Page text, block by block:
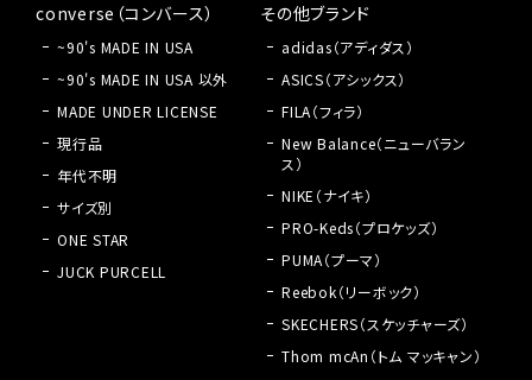
converse（コンバース）
~90's MADE IN USA
~90's MADE IN USA 以外
MADE UNDER LICENSE
現行品
年代不明
サイズ別
ONE STAR
JUCK PURCELL
その他ブランド
adidas（アディダス）
ASICS（アシックス）
FILA（フィラ）
New Balance（ニューバラン
ス）
NIKE（ナイキ）
PRO-Keds（プロケッズ）
PUMA（プーマ）
Reebok（リーボック）
SKECHERS（スケッチャーズ）
Thom mcAn（トム マッキャン）